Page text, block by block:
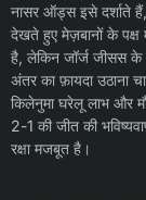
नासर ऑड्स इसे दर्शाते
देखते हुए मेज़बानों के
है, लेकिन जॉर्ज जीसस के
अंतर का फ़ायदा उठाना
किलेनुमा घरेलू लाभ और
2-1 की जीत की
रक्षा मजबूत है।